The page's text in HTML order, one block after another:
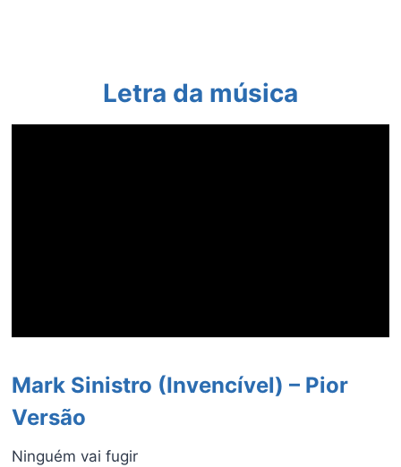
Letra da música
Mark Sinistro (Invencível) – Pior
Versão
Ninguém vai fugir